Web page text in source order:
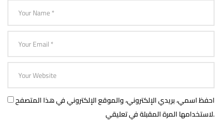
احفظ اسمي، بريدي الإلكتروني، والموقع الإلكتروني في هذا المتصفح
لاستخدامها المرة المقبلة في تعليقي.